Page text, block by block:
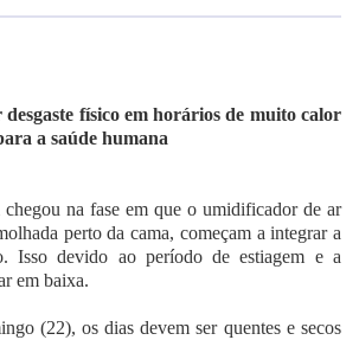
físico em horários de muito calor
a saúde humana
na fase em que o umidificador de ar
perto da cama, começam a integrar a
Isso devido ao período de estiagem e a
em baixa.
(22), os dias devem ser quentes e secos